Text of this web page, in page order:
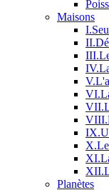
Maisons
Planètes